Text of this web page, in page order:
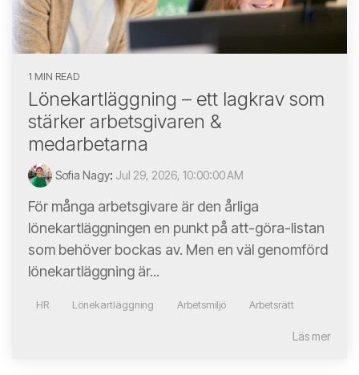
1 MIN READ
Lönekartläggning – ett lagkrav som
stärker arbetsgivaren &
medarbetarna
Sofia Nagy: Jul 29, 2026, 10:00:00 AM
För många arbetsgivare är den årliga
lönekartläggningen en punkt på att-göra-listan
som behöver bockas av. Men en väl genomförd
lönekartläggning är...
HR Lönekartläggning Arbetsmiljö Arbetsrätt
Läs mer